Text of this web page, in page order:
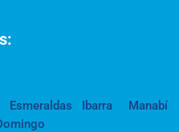
Esmeraldas Ibarra
Manabí